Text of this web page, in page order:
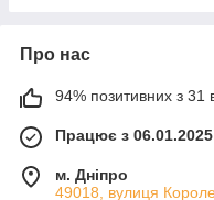
Про нас
94% позитивних з 31
Працює з 06.01.2025
м. Дніпро
49018, вулиця